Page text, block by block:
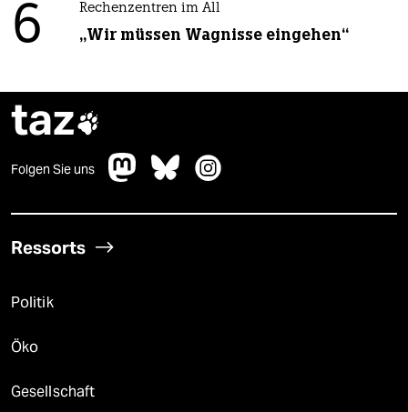
6 Rechenzentren im All
„Wir müssen Wagnisse eingehen“
taz
Folgen Sie uns
Ressorts
Politik
Öko
Gesellschaft